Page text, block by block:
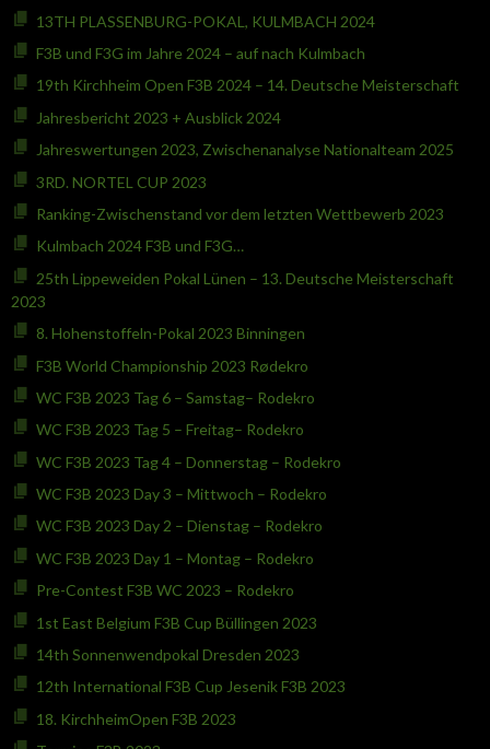
13TH PLASSENBURG-POKAL, KULMBACH 2024
F3B und F3G im Jahre 2024 – auf nach Kulmbach
19th Kirchheim Open F3B 2024 – 14. Deutsche Meisterschaft
Jahresbericht 2023 + Ausblick 2024
Jahreswertungen 2023, Zwischenanalyse Nationalteam 2025
3RD. NORTEL CUP 2023
Ranking-Zwischenstand vor dem letzten Wettbewerb 2023
Kulmbach 2024 F3B und F3G…
25th Lippeweiden Pokal Lünen – 13. Deutsche Meisterschaft
2023
8. Hohenstoffeln-Pokal 2023 Binningen
F3B World Championship 2023 Rødekro
WC F3B 2023 Tag 6 – Samstag– Rodekro
WC F3B 2023 Tag 5 – Freitag– Rodekro
WC F3B 2023 Tag 4 – Donnerstag – Rodekro
WC F3B 2023 Day 3 – Mittwoch – Rodekro
WC F3B 2023 Day 2 – Dienstag – Rodekro
WC F3B 2023 Day 1 – Montag – Rodekro
Pre-Contest F3B WC 2023 – Rodekro
1st East Belgium F3B Cup Büllingen 2023
14th Sonnenwendpokal Dresden 2023
12th International F3B Cup Jesenik F3B 2023
18. KirchheimOpen F3B 2023